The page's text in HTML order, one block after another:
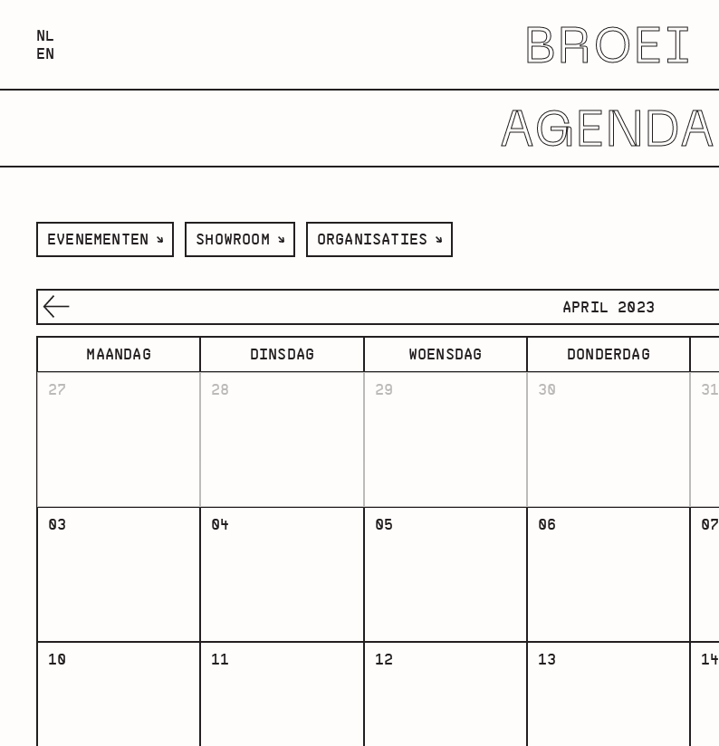
NEDERLANDS
NL
ENGLISH
EN BROEI
AGENDA
filter
op
EVENEMENTEN
filter
op
SHOWROOM
filter
op
ORGANISATIES
APRIL 2023
MAANDAG DINSDAG WOENSDAG DONDERDAG
27
28 29 30 31
03 04 05 06 07
10 11 12 13 14